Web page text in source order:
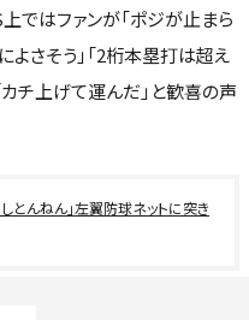
ではファンが「ポジが止まら
よさそう」「2桁本塁打は超え
カチ上げて運んだ」と歓喜の声
とんねん」左翼防球ネットに突き